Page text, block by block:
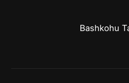
Bashkohu